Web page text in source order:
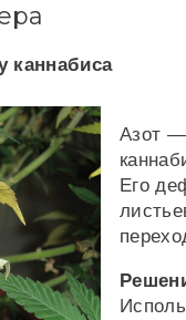
каннабиса
Азот —
Его